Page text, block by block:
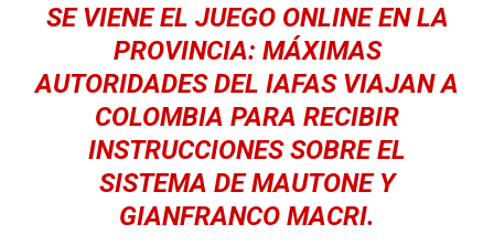
SE VIENE EL JUEGO ONLINE EN LA
PROVINCIA: MÁXIMAS
AUTORIDADES DEL IAFAS VIAJAN A
COLOMBIA PARA RECIBIR
INSTRUCCIONES SOBRE EL
SISTEMA DE MAUTONE Y
GIANFRANCO MACRI.